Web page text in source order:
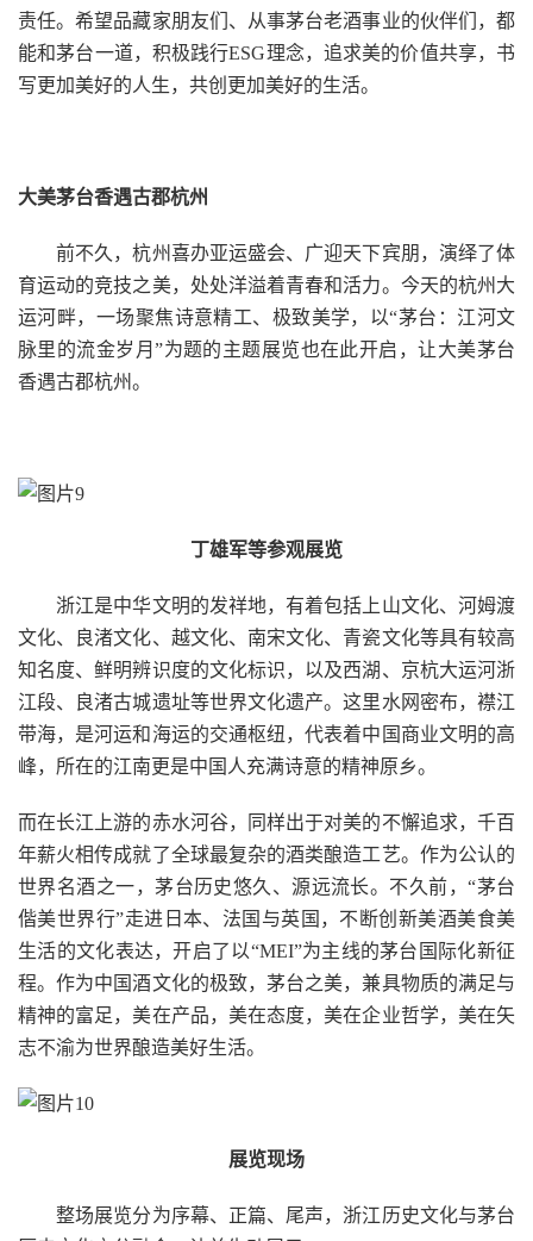
责任。希望品藏家朋友们、从事茅台老酒事业的伙伴们，都
能和茅台一道，积极践行ESG理念，追求美的价值共享，书
写更加美好的人生，共创更加美好的生活。
大美茅台香遇古郡杭州
前不久，杭州喜办亚运盛会、广迎天下宾朋，演绎了体
育运动的竞技之美，处处洋溢着青春和活力。今天的杭州大
运河畔，一场聚焦诗意精工、极致美学，以“茅台：江河文
脉里的流金岁月”为题的主题展览也在此开启，让大美茅台
香遇古郡杭州。
丁雄军等参观展览
浙江是中华文明的发祥地，有着包括上山文化、河姆渡
文化、良渚文化、越文化、南宋文化、青瓷文化等具有较高
知名度、鲜明辨识度的文化标识，以及西湖、京杭大运河浙
江段、良渚古城遗址等世界文化遗产。这里水网密布，襟江
带海，是河运和海运的交通枢纽，代表着中国商业文明的高
峰，所在的江南更是中国人充满诗意的精神原乡。
而在长江上游的赤水河谷，同样出于对美的不懈追求，千百
年薪火相传成就了全球最复杂的酒类酿造工艺。作为公认的
世界名酒之一，茅台历史悠久、源远流长。不久前，“茅台
偕美世界行”走进日本、法国与英国，不断创新美酒美食美
生活的文化表达，开启了以“MEI”为主线的茅台国际化新征
程。作为中国酒文化的极致，茅台之美，兼具物质的满足与
精神的富足，美在产品，美在态度，美在企业哲学，美在矢
志不渝为世界酿造美好生活。
展览现场
整场展览分为序幕、正篇、尾声，浙江历史文化与茅台